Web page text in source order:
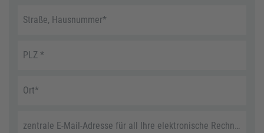
Straße, Hausnummer*
PLZ *
Ort*
zentrale E-Mail-Adresse für all Ihre elektronische Rechnungen